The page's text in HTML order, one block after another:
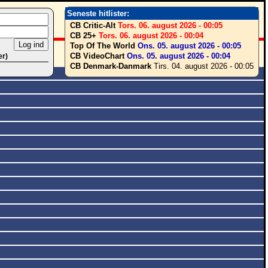
Seneste hitlister:
CB Critic-Alt Tors. 06. august 2026 - 00:05
CB 25+ Tors. 06. august 2026 - 00:04
Top Of The World Ons. 05. august 2026 - 00:05
CB VideoChart Ons. 05. august 2026 - 00:04
CB Denmark-Danmark Tirs. 04. august 2026 - 00:05